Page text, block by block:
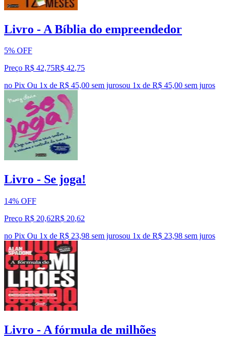
Livro - A Bíblia do empreendedor
5% OFF
Preço R$ 42,75R$ 42,75
no Pix Ou 1x de R$ 45,00 sem jurosou 1x de R$ 45,00 sem juros
Livro - Se joga!
14% OFF
Preço R$ 20,62R$ 20,62
no Pix Ou 1x de R$ 23,98 sem jurosou 1x de R$ 23,98 sem juros
Livro - A fórmula de milhões